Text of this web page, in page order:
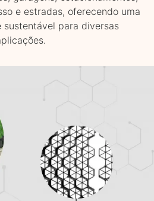
e estradas, oferecendo uma
sustentável para diversas